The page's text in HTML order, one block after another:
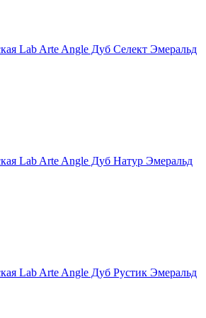
Lab Arte Angle Дуб Селект Эмеральд
Lab Arte Angle Дуб Натур Эмеральд
Lab Arte Angle Дуб Рустик Эмеральд